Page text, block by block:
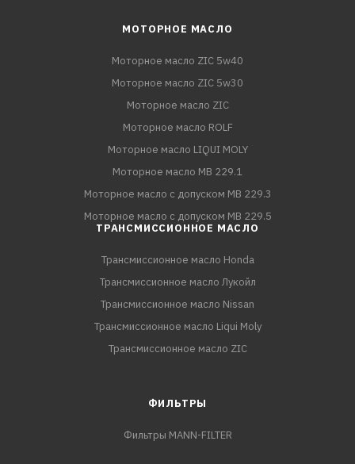
МОТОРНОЕ МАСЛО
Моторное масло ZIC 5w40
Моторное масло ZIC 5w30
Моторное масло ZIC
Моторное масло ROLF
Моторное масло LIQUI MOLY
Моторное масло MB 229.1
Моторное масло с допуском MB 229.3
Моторное масло с допуском MB 229.5
ТРАНСМИССИОННОЕ МАСЛО
Трансмиссионное масло Honda
Трансмиссионное масло Лукойл
Трансмиссионное масло Nissan
Трансмиссионное масло Liqui Moly
Трансмиссионное масло ZIC
ФИЛЬТРЫ
Фильтры MANN-FILTER